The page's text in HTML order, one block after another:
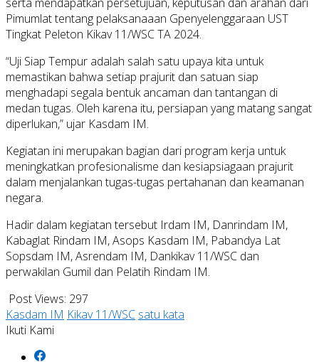
serta mendapatkan persetujuan, keputusan dan arahan dari
Pimumlat tentang pelaksanaaan Gpenyelenggaraan UST
Tingkat Peleton Kikav 11/WSC TA 2024.
“Uji Siap Tempur adalah salah satu upaya kita untuk
memastikan bahwa setiap prajurit dan satuan siap
menghadapi segala bentuk ancaman dan tantangan di
medan tugas. Oleh karena itu, persiapan yang matang sangat
diperlukan,” ujar Kasdam IM.
Kegiatan ini merupakan bagian dari program kerja untuk
meningkatkan profesionalisme dan kesiapsiagaan prajurit
dalam menjalankan tugas-tugas pertahanan dan keamanan
negara.
Hadir dalam kegiatan tersebut Irdam IM, Danrindam IM,
Kabaglat Rindam IM, Asops Kasdam IM, Pabandya Lat
Sopsdam IM, Asrendam IM, Dankikav 11/WSC dan
perwakilan Gumil dan Pelatih Rindam IM.
Post Views: 297
Kasdam IM Kikav 11/WSC satu kata
Ikuti Kami